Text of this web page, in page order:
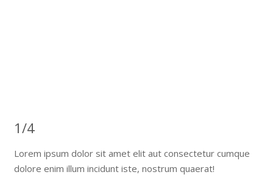
1/4
Lorem ipsum dolor sit amet elit aut consectetur cumque
dolore enim illum incidunt iste, nostrum quaerat!